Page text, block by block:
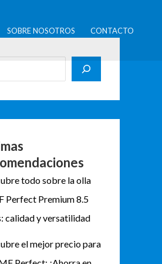
SOBRE NOSOTROS CONTACTO
todo sobre la olla
Perfect Premium 8.5
calidad y versatilidad
el mejor precio para